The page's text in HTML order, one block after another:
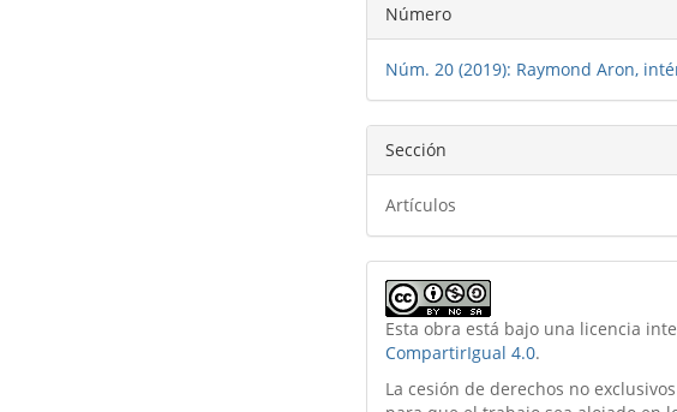
del
artículo
Número
Núm. 20 (2019): Raymond Aron,
Sección
Artículos
Esta obra está bajo una licencia
CompartirIgual 4.0.
La cesión de derechos no